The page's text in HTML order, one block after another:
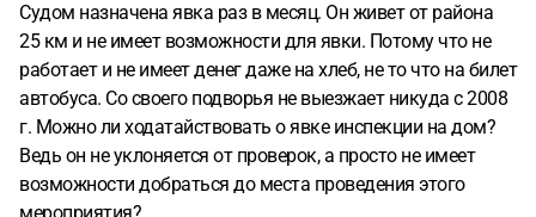
Судом назначена явка раз в месяц. Он живет от района
25 км и не имеет возможности для явки. Потому что не
работает и не имеет денег даже на хлеб, не то что на билет
автобуса. Со своего подворья не выезжает никуда с 2008
г. Можно ли ходатайствовать о явке инспекции на дом?
Ведь он не уклоняется от проверок, а просто не имеет
возможности добраться до места проведения этого